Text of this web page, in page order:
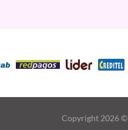
Copyright 2026 ©